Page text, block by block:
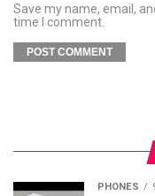
Save my name, email,
time I comment.
PHONES